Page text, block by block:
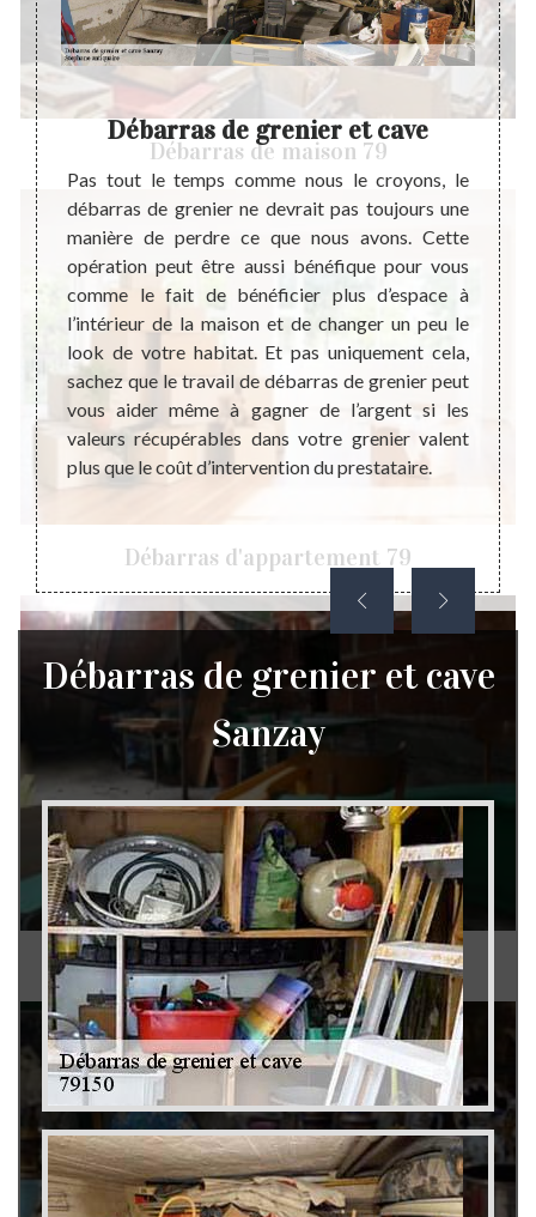
Débarras de maison 79
Débarras d'appartement 79
Débarras de grenier et cave 79
peut
des
la
et
très
qui
le
Débarras de grenier et cave
Pas tout le temps comme nous le croyons, le
débarras de grenier ne devrait pas toujours une
manière de perdre ce que nous avons. Cette
opération peut être aussi bénéfique pour vous
comme le fait de bénéficier plus d’espace à
l’intérieur de la maison et de changer un peu le
look de votre habitat. Et pas uniquement cela,
sachez que le travail de débarras de grenier peut
vous aider même à gagner de l’argent si les
valeurs récupérables dans votre grenier valent
plus que le coût d’intervention du prestataire.
Si
pas
en
qui
de
toute
Débarras de grenier et cave
Sanzay